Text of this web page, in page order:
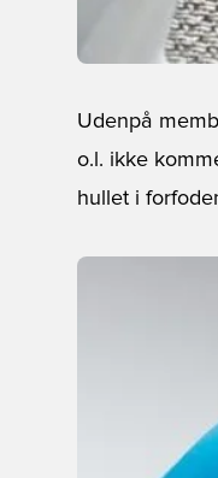
Udenpå
o.l. ikke
hullet i